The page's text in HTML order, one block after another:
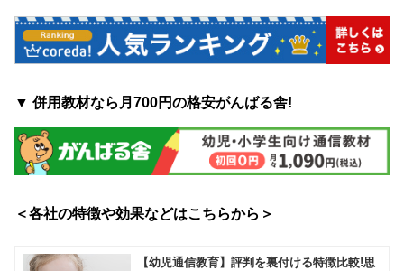
▼ 併用教材なら月700円の格安がんばる舎!
＜各社の特徴や効果などはこちらから＞
【幼児通信教育】評判を裏付ける特徴比較!思